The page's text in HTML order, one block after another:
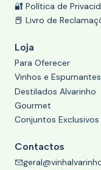
🔐 Política de
📕 Livro de
Loja
Para Oferecer
Vinhos e Espumantes
Destilados Alvarinho
Gourmet
Conjuntos Exclusivos
Contactos